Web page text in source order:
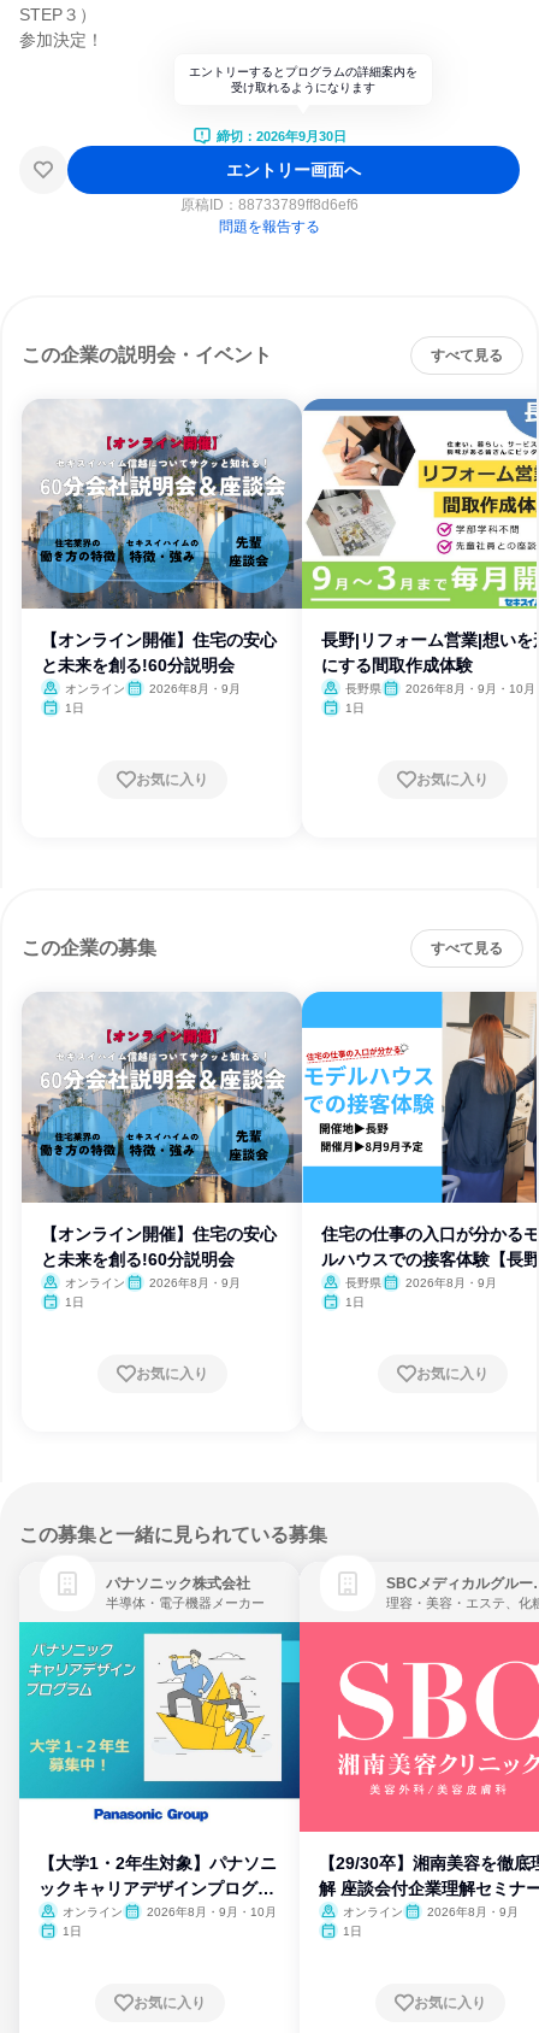
STEP３）
参加決定！
エントリーするとプログラムの詳細案内を
受け取れるようになります
締切：2026年9月30日
エントリー画面へ
原稿ID： 88733789ff8d6ef6
問題を報告する
この企業の説明会・イベント すべて見る
【オンライン開催】住宅の安心
と未来を創る!60分説明会
オンライン
2026年8月・9月
1日
お気に入り
長野|リフォーム営業|想いを
にする間取作成体験
長野県
2026年8月・9月・10月
1日
お気に入り
この企業の募集 すべて見る
【オンライン開催】住宅の安心
と未来を創る!60分説明会
オンライン
2026年8月・9月
1日
お気に入り
住宅の仕事の入口が分かる
ルハウスでの接客体験【長
長野県
2026年8月・9月
1日
お気に入り
この募集と一緒に見られている募集
パナソニック株式会社
半導体・電子機器メーカー
【大学1・2年生対象】パナソニ
ックキャリアデザインプログラ
ム
オンライン
2026年8月・9月・10月
1日
お気に入り
SBCメ
【29/30卒】湘南美容を徹底
解 座談会付企業理解セミナ
オンライン
2026年8月・9月
1日
お気に入り